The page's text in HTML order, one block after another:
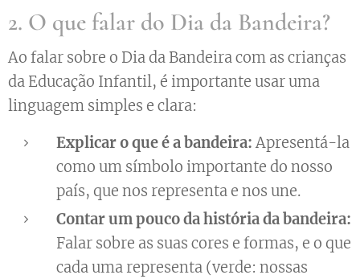
2. O que falar do Dia da Bandeira?
Ao falar sobre o Dia da Bandeira com as crianças
da Educação Infantil, é importante usar uma
linguagem simples e clara:
Explicar o que é a bandeira:Apresentá-la
como um símbolo importante do nosso
país, que nos representa e nos une.
Contar um pouco da história da bandeira:
Falar sobre as suas cores e formas, e o que
cada uma representa (verde: nossas